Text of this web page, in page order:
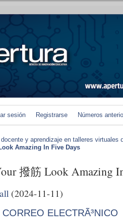
sesión Registrarse Números
y aprendizaje en talleres virtuales
Amazing In Five Days
撥筋 Look Amazing
(2024-11-11)
ELECTRÃ³NICO